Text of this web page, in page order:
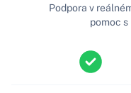
Podpora v
pomoc s